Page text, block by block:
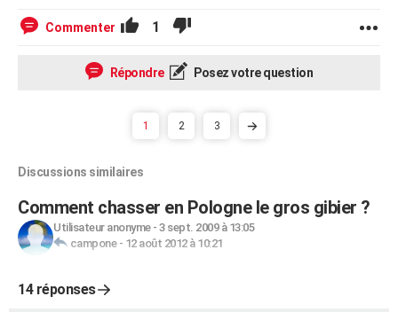
Commenter 1
Répondre Posez votre question
1 2 3
Discussions similaires
Comment chasser en Pologne le gros gibier ?
Utilisateur anonyme- 3 sept. 2009 à 13:05
campone- 12 août 2012 à 10:21
14 réponses